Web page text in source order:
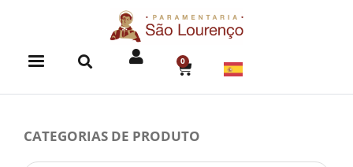
0
CART
CATEGORIAS DE PRODUTO